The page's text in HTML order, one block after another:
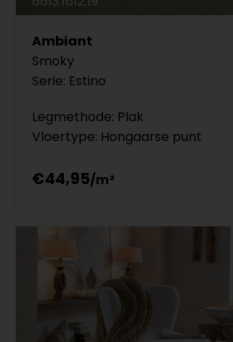
Ambiant
Smoky
Serie: Estino
Legmethode: Plak
Vloertype: Hongaarse punt
€44,95